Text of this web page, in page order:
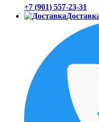
+7 (901) 557-23-31